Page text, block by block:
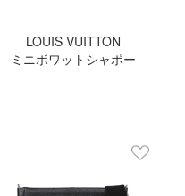
LOUIS VUITTON
ミニボワットシャポー